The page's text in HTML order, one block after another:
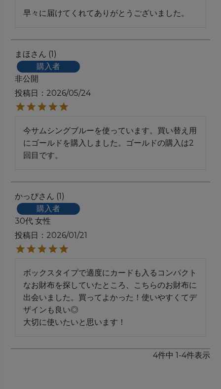
早々に届けてくれてありがとうございました。
まほ
1
購入者
非公開
投稿日
2026/05/24
今サムシングブルーを使っています。買い替え用
にゴールドを購入しました。ゴールドの購入は2
回目です。
かっぴ
1
購入者
30代 女性
投稿日
2026/01/21
ボックスタイプで適度にカードも入るコンパクト
なお財布を探していたところ、こちらのお財布に
出会いました。買ってよかった！使いやすくてデ
ザインも良い◎
大切に使いたいと思います！
4件中 1-4件表示